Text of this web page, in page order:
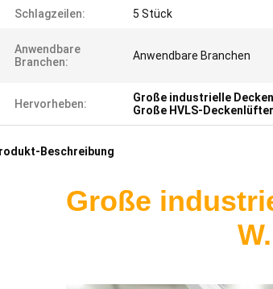
Schlagzeilen: 5 Stück
Anwendbare
Branchen:
Anwendbare Branchen
Hervorheben: Große industrielle
Große HVLS-Deckenlüfter
Beschreibung
Große